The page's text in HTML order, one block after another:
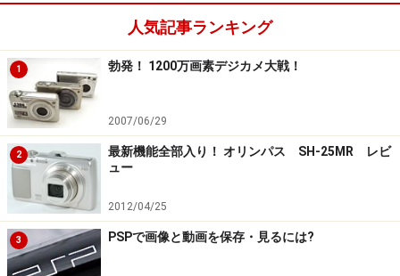
人気記事ランキング
1 勃発！ 1200万画素デジカメ大戦！
2007/06/29
2
最新機能全部入り！ オリンパス SH-25MR レビ
ュー
2012/04/25
3 PSPで画像と動画を保存・見るには?